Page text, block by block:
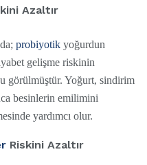
Azaltır
probiyotik yoğurdun
gelişme riskinin
görülmüştür. Yoğurt, sindirim
besinlerin emilimini
yardımcı olur.
Riskini Azaltır